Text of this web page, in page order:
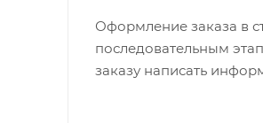
Оформление заказа в
последовательным
заказу написать